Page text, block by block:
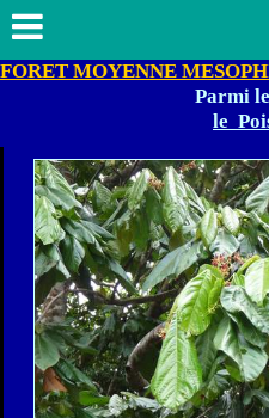
FORET MOYENNE
Parmi
le